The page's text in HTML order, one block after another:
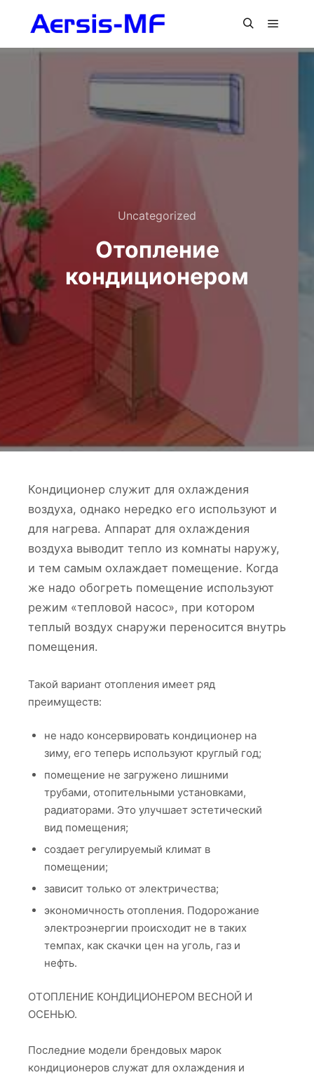
Uncategorized
Отопление
кондиционером
Кондиционер служит для охлаждения
воздуха, однако нередко его используют и
для нагрева. Аппарат для охлаждения
воздуха выводит тепло из комнаты наружу,
и тем самым охлаждает помещение. Когда
же надо обогреть помещение используют
режим «тепловой насос», при котором
теплый воздух снаружи переносится внутрь
помещения.
Такой вариант отопления имеет ряд
преимуществ:
не надо консервировать кондиционер на
зиму, его теперь используют круглый год;
помещение не загружено лишними
трубами, отопительными установками,
радиаторами. Это улучшает эстетический
вид помещения;
создает регулируемый климат в
помещении;
зависит только от электричества;
экономичность отопления. Подорожание
электроэнергии происходит не в таких
темпах, как скачки цен на уголь, газ и
нефть.
ОТОПЛЕНИЕ КОНДИЦИОНЕРОМ ВЕСНОЙ И
ОСЕНЬЮ.
Последние модели брендовых марок
кондиционеров служат для охлаждения и